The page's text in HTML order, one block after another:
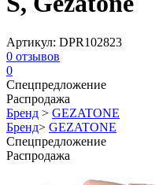
Артикул: DPR102823
0 отзывов
0
Спецпредложение
Распродажа
Бренд > GEZATONE
Бренд> GEZATONE
Спецпредложение
Распродажа